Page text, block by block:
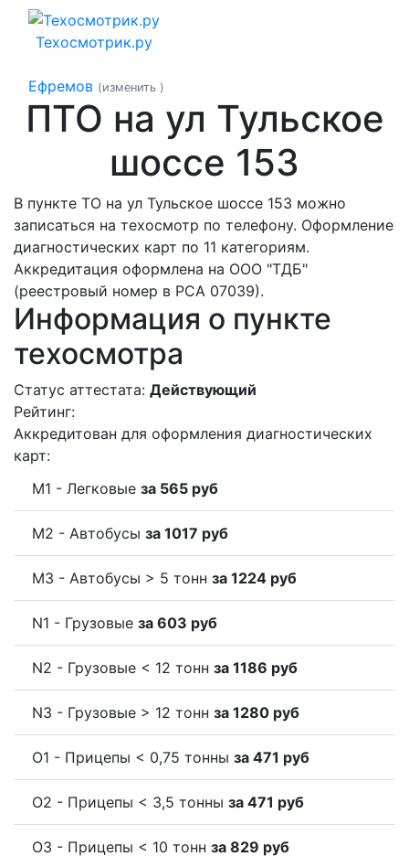
Техосмотрик.ру
Ефремов (изменить )
ПТО на ул Тульское
шоссе 153
В пункте ТО на ул Тульское шоссе 153 можно
записаться на техосмотр по телефону. Оформление
диагностических карт по 11 категориям.
Аккредитация оформлена на ООО "ТДБ"
(реестровый номер в РСА 07039).
Информация о пункте
техосмотра
Статус аттестата: Действующий
Рейтинг:
Аккредитован для оформления диагностических
карт:
M1 - Легковые за 565 руб
M2 - Автобусы за 1017 руб
M3 - Автобусы > 5 тонн за 1224 руб
N1 - Грузовые за 603 руб
N2 - Грузовые < 12 тонн за 1186 руб
N3 - Грузовые > 12 тонн за 1280 руб
O1 - Прицепы < 0,75 тонны за 471 руб
O2 - Прицепы < 3,5 тонны за 471 руб
O3 - Прицепы < 10 тонн за 829 руб